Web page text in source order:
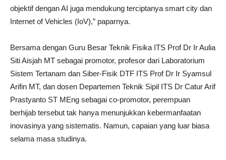
objektif dengan AI juga mendukung terciptanya smart city dan
Internet of Vehicles (IoV),” paparnya.
Bersama dengan Guru Besar Teknik Fisika ITS Prof Dr Ir Aulia
Siti Aisjah MT sebagai promotor, profesor dari Laboratorium
Sistem Tertanam dan Siber-Fisik DTF ITS Prof Dr Ir Syamsul
Arifin MT, dan dosen Departemen Teknik Sipil ITS Dr Catur Arif
Prastyanto ST MEng sebagai co-promotor, perempuan
berhijab tersebut tak hanya menunjukkan kebermanfaatan
inovasinya yang sistematis. Namun, capaian yang luar biasa
selama masa studinya.